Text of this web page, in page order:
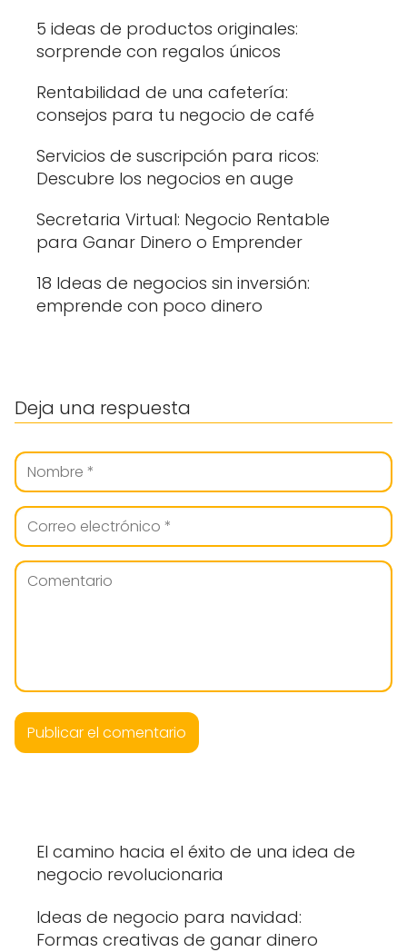
5 ideas de productos originales:
sorprende con regalos únicos
Rentabilidad de una cafetería:
consejos para tu negocio de café
Servicios de suscripción para ricos:
Descubre los negocios en auge
Secretaria Virtual: Negocio Rentable
para Ganar Dinero o Emprender
18 Ideas de negocios sin inversión:
emprende con poco dinero
Deja una respuesta
El camino hacia el éxito de una idea de
negocio revolucionaria
Ideas de negocio para navidad:
Formas creativas de ganar dinero